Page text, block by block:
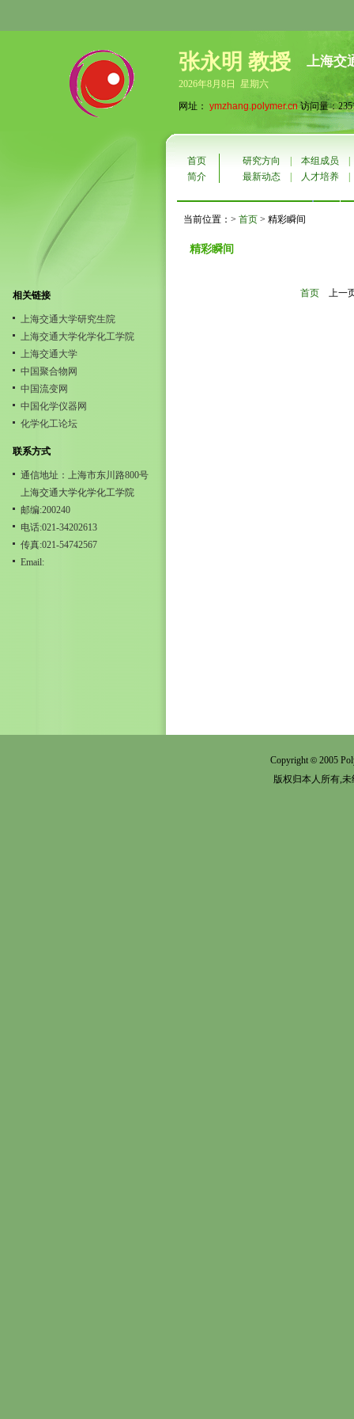
张永明 教授 上海交
2026年8月8日 星期六
网址： ymzhang.polymer.cn访问量：
相关链接
上海交通大学研究生院
上海交通大学化学化工学院
上海交通大学
中国聚合物网
中国流变网
中国化学仪器网
化学化工论坛
联系方式
通信地址：上海市东川路800号
上海交通大学化学化工学院
邮编:200240
电话:021-34202613
传真:021-54742567
Email:
首页 研究方向 本组成员
简介
最新动态 人才培养
当前位置：> 首页 > 精彩瞬间
精彩瞬间
首页 上一
Copyright© 2005
版权归本人所有,